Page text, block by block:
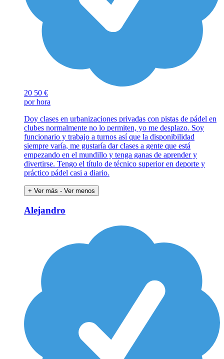
20 50 €
por hora
Doy clases en urbanizaciones privadas con pistas de pádel en
clubes normalmente no lo permiten, yo me desplazo. Soy
funcionario y trabajo a turnos así que la disponibilidad
siempre varía, me gustaría dar clases a gente que está
empezando en el mundillo y tenga ganas de aprender y
divertirse. Tengo el título de técnico superior en deporte y
práctico pádel casi a diario.
+ Ver más - Ver menos
Alejandro